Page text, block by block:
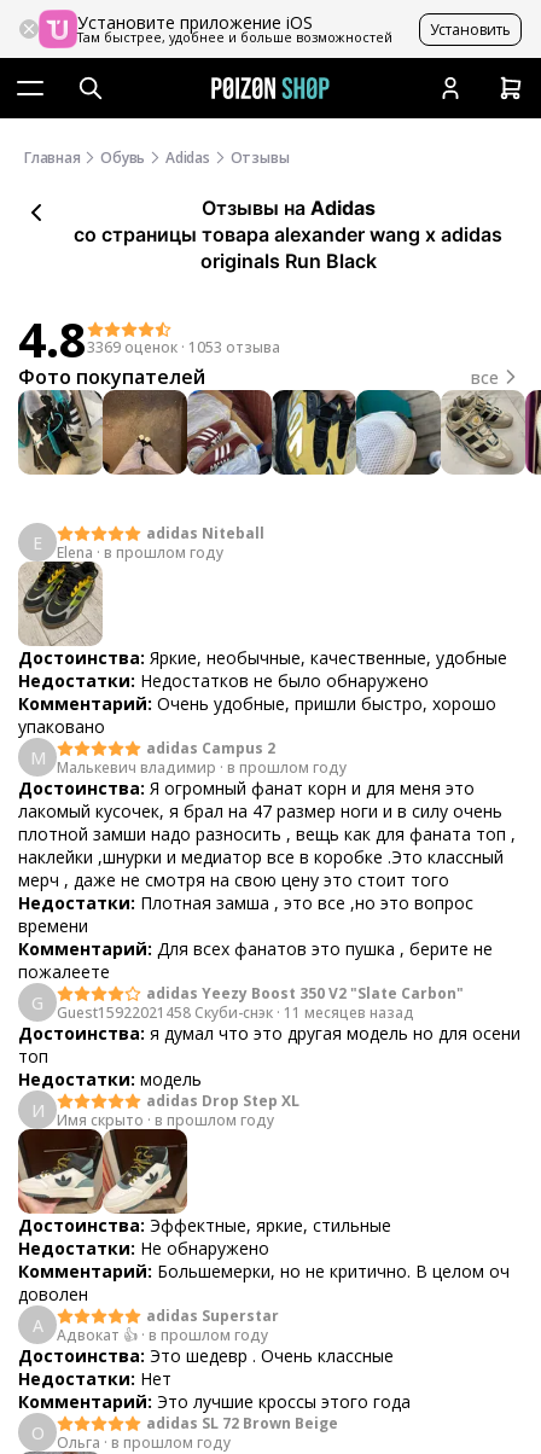
Установите приложение iOS
Там быстрее, удобнее и больше возможностей Установить
Главная Обувь Adidas Отзывы
Отзывы на Adidas
со страницы товара alexander wang x adidas
originals Run Black
4.83369 оценок · 1053 отзыва
Фото покупателей все
E
adidas Niteball
Elena · в прошлом году
Достоинства: Яркие, необычные, качественные, удобные
Недостатки: Недостатков не было обнаружено
Комментарий: Очень удобные, пришли быстро, хорошо
упаковано
М
adidas Campus 2
Малькевич владимир · в прошлом году
Достоинства: Я огромный фанат корн и для меня это
лакомый кусочек, я брал на 47 размер ноги и в силу очень
плотной замши надо разносить , вещь как для фаната топ ,
наклейки ,шнурки и медиатор все в коробке .Это классный
мерч , даже не смотря на свою цену это стоит того
Недостатки: Плотная замша , это все ,но это вопрос
времени
Комментарий: Для всех фанатов это пушка , берите не
пожалеете
G
adidas Yeezy Boost 350 V2 "Slate Carbon"
Guest15922021458 Скуби-снэк · 11 месяцев назад
Достоинства: я думал что это другая модель но для осени
топ
Недостатки: модель
И
adidas Drop Step XL
Имя скрыто · в прошлом году
Достоинства: Эффектные, яркие, стильные
Недостатки: Не обнаружено
Комментарий: Большемерки, но не критично. В целом оч
доволен
А
adidas Superstar
Адвокат 👍 · в прошлом году
Достоинства: Это шедевр . Очень классные
Недостатки: Нет
Комментарий: Это лучшие кроссы этого года
О
adidas SL 72 Brown Beige
Ольга · в прошлом году